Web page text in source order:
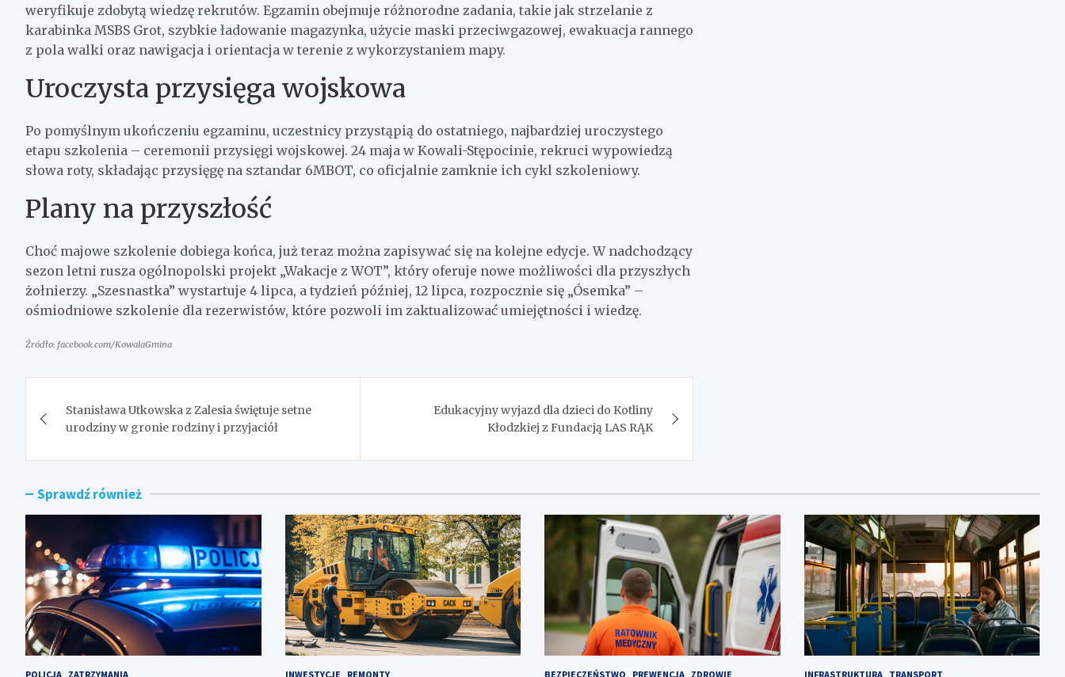
weryfikuje zdobytą wiedzę rekrutów. Egzamin obejmuje różnorodne zadania, takie jak strzelanie z
karabinka MSBS Grot, szybkie ładowanie magazynka, użycie maski przeciwgazowej, ewakuacja rannego
z pola walki oraz nawigacja i orientacja w terenie z wykorzystaniem mapy.
Uroczysta przysięga wojskowa
Po pomyślnym ukończeniu egzaminu, uczestnicy przystąpią do ostatniego, najbardziej uroczystego
etapu szkolenia – ceremonii przysięgi wojskowej. 24 maja w Kowali-Stępocinie, rekruci wypowiedzą
słowa roty, składając przysięgę na sztandar 6MBOT, co oficjalnie zamknie ich cykl szkoleniowy.
Plany na przyszłość
Choć majowe szkolenie dobiega końca, już teraz można zapisywać się na kolejne edycje. W nadchodzący
sezon letni rusza ogólnopolski projekt „Wakacje z WOT”, który oferuje nowe możliwości dla przyszłych
żołnierzy. „Szesnastka” wystartuje 4 lipca, a tydzień później, 12 lipca, rozpocznie się „Ósemka” –
ośmiodniowe szkolenie dla rezerwistów, które pozwoli im zaktualizować umiejętności i wiedzę.
Źródło: facebook.com/KowalaGmina
wpisu
Stanisława Utkowska z Zalesia świętuje setne
urodziny w gronie rodziny i przyjaciół
Edukacyjny wyjazd dla dzieci do Kotliny
Kłodzkiej z Fundacją LAS RĄK
Sprawdź również
POLICJA ZATRZYMANIA INWESTYCJE REMONTY BEZPIECZEŃSTWO PREWENCJA ZDROWIE INFRASTRUKTURA TRANSPORT